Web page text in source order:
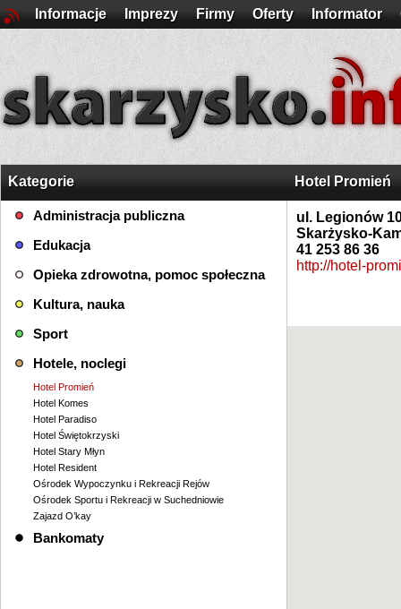
Informacje Imprezy Firmy Oferty Informator
Kategorie
Administracja publiczna
Edukacja
Opieka zdrowotna, pomoc społeczna
Kultura, nauka
Sport
Hotele, noclegi
Hotel Promień
Hotel Komes
Hotel Paradiso
Hotel Świętokrzyski
Hotel Stary Młyn
Hotel Resident
Ośrodek Wypoczynku i Rekreacji Rejów
Ośrodek Sportu i Rekreacji w Suchedniowie
Zajazd O’kay
Bankomaty
Hotel Promień
ul. Legionów
Skarżysko-
41 253 86 36
http://hotel-